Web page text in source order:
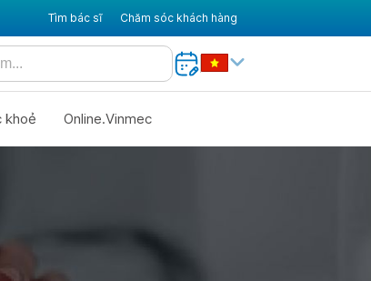
Tìm bác sĩ Chăm sóc khách hàng
khoẻ Online.Vinmec